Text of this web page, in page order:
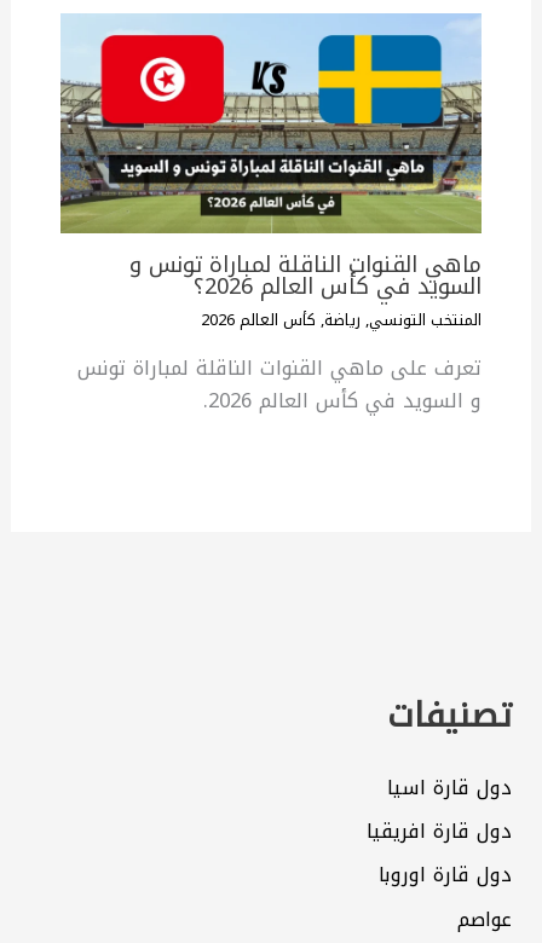
ماهي القنوات الناقلة لمباراة تونس و
السويد في كأس العالم 2026؟
المنتخب التونسي, رياضة, كأس العالم 2026
تعرف على ماهي القنوات الناقلة لمباراة تونس
و السويد في كأس العالم 2026.
تصنيفات
دول قارة اسيا
دول قارة افريقيا
دول قارة اوروبا
عواصم